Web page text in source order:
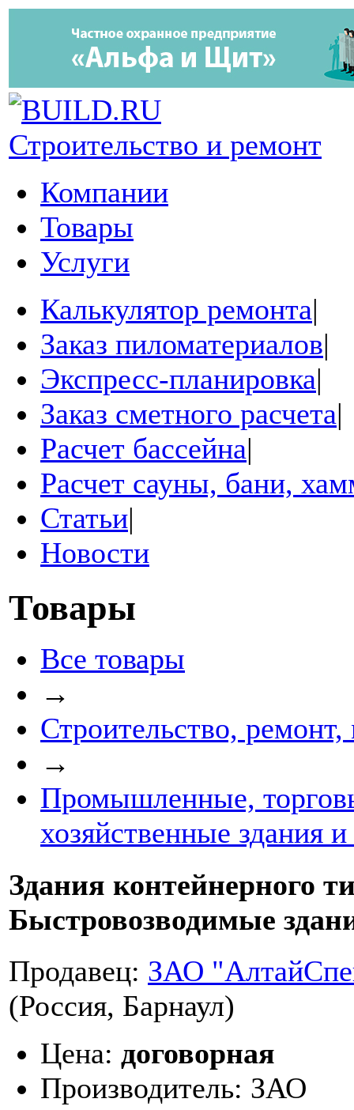
Строительство и ремонт
Компании
Товары
Услуги
Калькулятор ремонта|
Заказ пиломатериалов|
Экспресс-планировка|
Заказ сметного расчета|
Расчет бассейна|
Расчет сауны, бани,
Статьи|
Новости
Товары
Все товары
→
Строительство,
→
Промышленные,
хозяйственные здания
Здания контейнерного
Быстровозводимые
Продавец: ЗАО
(Россия, Барнаул)
Цена: договорная
Производитель: ЗАО